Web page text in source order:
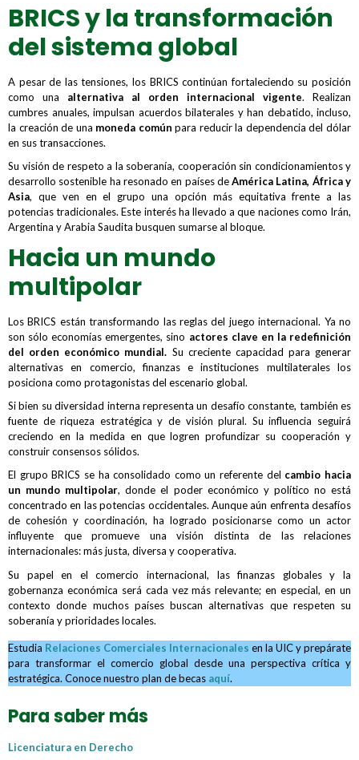
BRICS y la transformación
del sistema global
A pesar de las tensiones, los BRICS continúan fortaleciendo su posición
como una alternativa al orden internacional vigente. Realizan
cumbres anuales, impulsan acuerdos bilaterales y han debatido, incluso,
la creación de una moneda común para reducir la dependencia del dólar
en sus transacciones.
Su visión de respeto a la soberanía, cooperación sin condicionamientos y
desarrollo sostenible ha resonado en países deAmérica Latina, África y
Asia, que ven en el grupo una opción más equitativa frente a las
potencias tradicionales. Este interés ha llevado a que naciones como Irán,
Argentina y Arabia Saudita busquen sumarse al bloque.
Hacia un mundo
multipolar
Los BRICS están transformando las reglas del juego internacional. Ya no
son sólo economías emergentes, sino actores clave en la redefinición
del orden económico mundial. Su creciente capacidad para generar
alternativas en comercio, finanzas e instituciones multilaterales los
posiciona como protagonistas del escenario global.
Si bien su diversidad interna representa un desafío constante, también es
fuente de riqueza estratégica y de visión plural. Su influencia seguirá
creciendo en la medida en que logren profundizar su cooperación y
construir consensos sólidos.
El grupo BRICS se ha consolidado como un referente del cambio hacia
un mundo multipolar, donde el poder económico y político no está
concentrado en las potencias occidentales. Aunque aún enfrenta desafíos
de cohesión y coordinación, ha logrado posicionarse como un actor
influyente que promueve una visión distinta de las relaciones
internacionales: más justa, diversa y cooperativa.
Su papel en el comercio internacional, las finanzas globales y la
gobernanza económica será cada vez más relevante; en especial, en un
contexto donde muchos países buscan alternativas que respeten su
soberanía y prioridades locales.
Estudia Relaciones Comerciales Internacionales en la UIC y prepárate
para transformar el comercio global desde una perspectiva crítica y
estratégica. Conoce nuestro plan de becas aquí.
Para saber más
Licenciatura en Derecho